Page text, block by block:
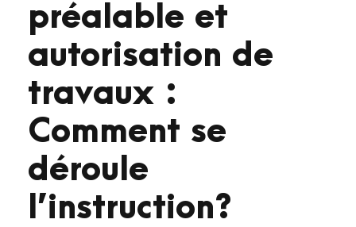
préalable et
autorisation de
travaux :
Comment se
déroule
l’instruction?